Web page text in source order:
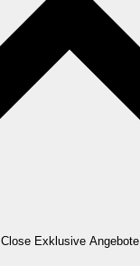
Close Exklusive Angebote